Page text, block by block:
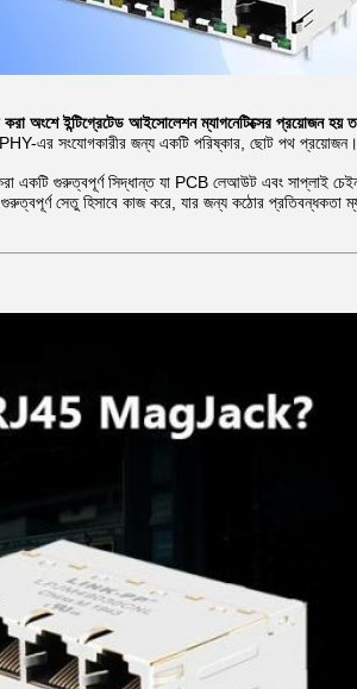
করা অংশে ইন্টিগ্রেটেড আইসোলেশন ম্যাগনেটিক্সের প্রয়োজন
PHY-এর সংযোগকারীর জন্য একটি পরিষ্কার, ছোট পথ প্রয়োজন।
করা একটি গুরুত্বপূর্ণ সিদ্ধান্ত যা PCB লেআউট এবং সাপ্লাই
সেতু হিসাবে কাজ করে, যার জন্য কঠোর প্রতিবন্ধকতা